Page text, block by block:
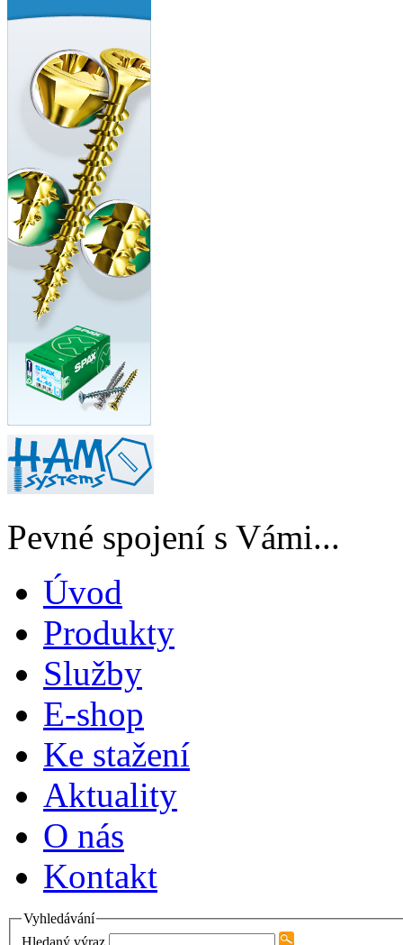
Pevné spojení s Vámi...
Úvod
Produkty
Služby
E-shop
Ke stažení
Aktuality
O nás
Kontakt
Vyhledávání